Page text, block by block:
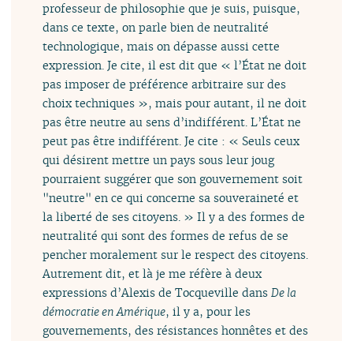
professeur de philosophie que je suis, puisque,
dans ce texte, on parle bien de neutralité
technologique, mais on dépasse aussi cette
expression. Je cite, il est dit que « l’État ne doit
pas imposer de préférence arbitraire sur des
choix techniques », mais pour autant, il ne doit
pas être neutre au sens d’indifférent. L’État ne
peut pas être indifférent. Je cite : « Seuls ceux
qui désirent mettre un pays sous leur joug
pourraient suggérer que son gouvernement soit
"neutre" en ce qui concerne sa souveraineté et
la liberté de ses citoyens. » Il y a des formes de
neutralité qui sont des formes de refus de se
pencher moralement sur le respect des citoyens.
Autrement dit, et là je me réfère à deux
expressions d’Alexis de Tocqueville dansDe la
démocratie en Amérique, il y a, pour les
gouvernements, des résistances honnêtes et des